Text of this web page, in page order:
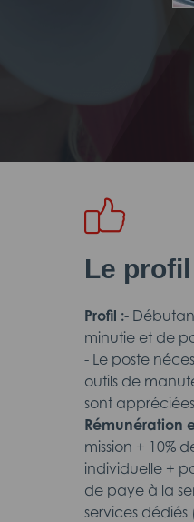
Le
Profil :-
minutie et de
- Le poste
outils de
sont appréciées
Rémunération
mission + 10%
individuelle +
de paye à la
services